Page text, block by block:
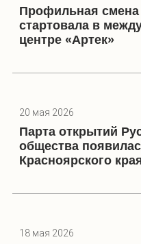
Профильная
стартовала в
центре «Артек»
20 мая 2026
Парта открытий
общества
Красноярского
18 мая 2026